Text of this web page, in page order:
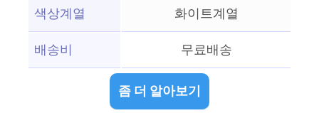
색상계열
화이트계열
배송비
무료배송
좀 더 알아보기